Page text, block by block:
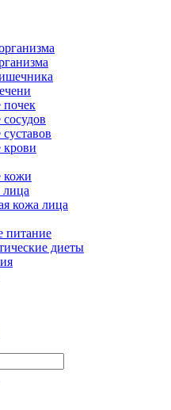
кожи
кожа лица
питание
диеты